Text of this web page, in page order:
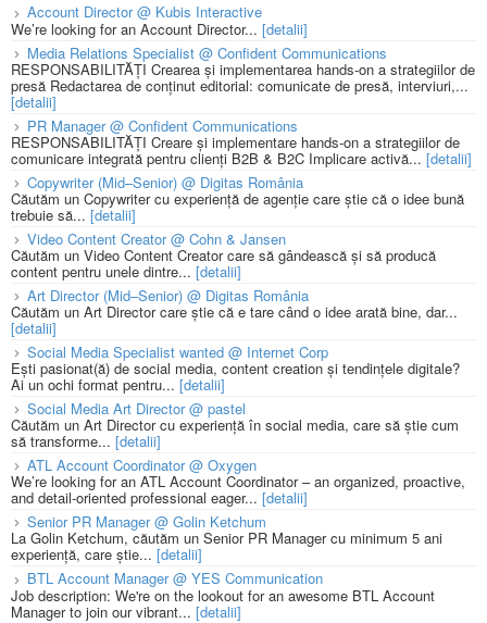
Account Director @ Kubis Interactive
We’re looking for an Account Director... [detalii]
Media Relations Specialist @ Confident Communications
RESPONSABILITĂȚI Crearea și implementarea hands-on a strategiilor de
presă Redactarea de conținut editorial: comunicate de presă, interviuri,...
[detalii]
PR Manager @ Confident Communications
RESPONSABILITĂȚI Creare și implementare hands-on a strategiilor de
comunicare integrată pentru clienți B2B & B2C Implicare activă... [detalii]
Copywriter (Mid–Senior) @ Digitas România
Căutăm un Copywriter cu experiență de agenție care știe că o idee bună
trebuie să... [detalii]
Video Content Creator @ Cohn & Jansen
Căutăm un Video Content Creator care să gândească și să producă
content pentru unele dintre... [detalii]
Art Director (Mid–Senior) @ Digitas România
Căutăm un Art Director care știe că e tare când o idee arată bine, dar...
[detalii]
Social Media Specialist wanted @ Internet Corp
Ești pasionat(ă) de social media, content creation și tendințele digitale?
Ai un ochi format pentru... [detalii]
Social Media Art Director @ pastel
Căutăm un Art Director cu experiență în social media, care să știe cum
să transforme... [detalii]
ATL Account Coordinator @ Oxygen
We’re looking for an ATL Account Coordinator – an organized, proactive,
and detail-oriented professional eager... [detalii]
Senior PR Manager @ Golin Ketchum
La Golin Ketchum, căutăm un Senior PR Manager cu minimum 5 ani
experiență, care știe... [detalii]
BTL Account Manager @ YES Communication
Job description: We're on the lookout for an awesome BTL Account
Manager to join our vibrant... [detalii]